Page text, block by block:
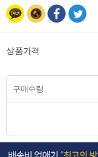
상품가격
구매수량